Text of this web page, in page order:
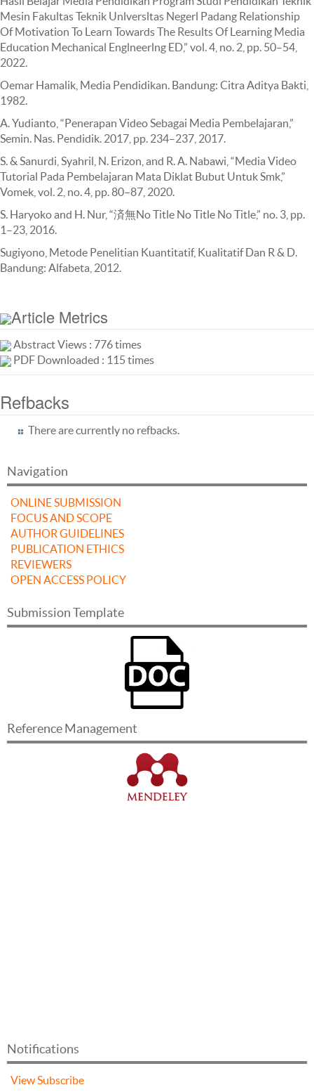
Mesin Fakultas Teknik Unlversltas Negerl Padang Relationship
Of Motivation To Learn Towards The Results Of Learning Media
Education Mechanical Englneerlng ED,” vol. 4, no. 2, pp. 50–54,
2022.
Oemar Hamalik, Media Pendidikan. Bandung: Citra Aditya Bakti,
1982.
A. Yudianto, “Penerapan Video Sebagai Media Pembelajaran,”
Semin. Nas. Pendidik. 2017, pp. 234–237, 2017.
S. & Sanurdi, Syahril, N. Erizon, and R. A. Nabawi, “Media Video
Tutorial Pada Pembelajaran Mata Diklat Bubut Untuk Smk,”
Vomek, vol. 2, no. 4, pp. 80–87, 2020.
S. Haryoko and H. Nur, “済無No Title No Title No Title,” no. 3, pp.
1–23, 2016.
Sugiyono, Metode Penelitian Kuantitatif, Kualitatif Dan R & D.
Bandung: Alfabeta, 2012.
Article Metrics
Abstract Views : 776 times
PDF Downloaded : 115 times
Refbacks
There are currently no refbacks.
Navigation
ONLINE SUBMISSION
FOCUS AND SCOPE
AUTHOR GUIDELINES
PUBLICATION ETHICS
REVIEWERS
OPEN ACCESS POLICY
Submission Template
Reference Management
Notifications
ViewSubscribe